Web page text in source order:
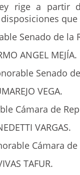
rige a partir
Senado de la
ANGEL MEJÍA.
Senado
VEGA.
Cámara de
VARGAS.
Cámara
TAFUR.